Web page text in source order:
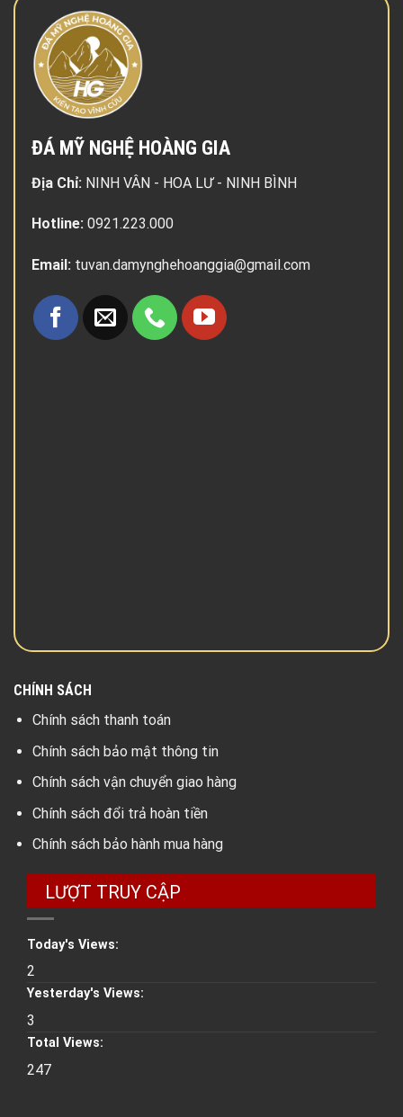
ĐÁ MỸ NGHỆ HOÀNG GIA
Địa Chỉ: NINH VÂN - HOA LƯ - NINH BÌNH
Hotline: 0921.223.000
Email: tuvan.damynghehoanggia@gmail.com
CHÍNH SÁCH
Chính sách thanh toán
Chính sách bảo mật thông tin
Chính sách vận chuyển giao hàng
Chính sách đổi trả hoàn tiền
Chính sách bảo hành mua hàng
LƯỢT TRUY CẬP
Today's Views:
2
Yesterday's Views:
3
Total Views:
247